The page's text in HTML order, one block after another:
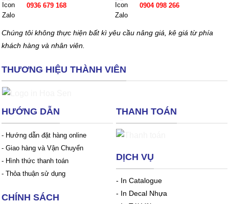
0936 679 168
0904 098 266
Chúng tôi không thực hiện bất kì yêu cầu nâng giá, kê giá từ phía
khách hàng và nhân viên.
THƯƠNG HIỆU THÀNH VIÊN
HƯỚNG DẪN
- Hướng dẫn đặt hàng online
- Giao hàng và Vận Chuyển
- Hình thức thanh toán
- Thỏa thuận sử dụng
CHÍNH SÁCH
THANH TOÁN
DỊCH VỤ
- In Catalogue
- In Decal Nhựa